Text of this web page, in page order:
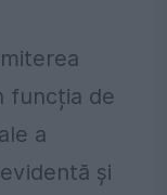
funcția de
a
și